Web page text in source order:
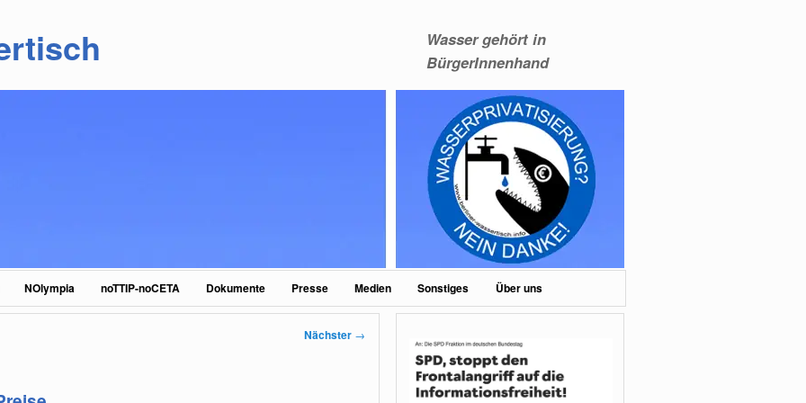
Wasser gehört in
BürgerInnenhand
NOlympia noTTIP-noCETA Dokumente Presse Medien Sonstiges Über uns
Nächster →